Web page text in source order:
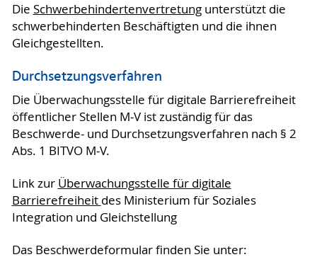
Die Schwerbehindertenvertretungunterstützt die
schwerbehinderten Beschäftigten und die ihnen
Gleichgestellten.
Durchsetzungsverfahren
Die Überwachungsstelle für digitale Barrierefreiheit
öffentlicher Stellen M-V ist zuständig für das
Beschwerde- und Durchsetzungsverfahren nach § 2
Abs. 1 BITVO M-V.
Link zur Überwachungsstelle für digitale
Barrierefreiheit des Ministerium für Soziales
Integration und Gleichstellung
Das Beschwerdeformular finden Sie unter: